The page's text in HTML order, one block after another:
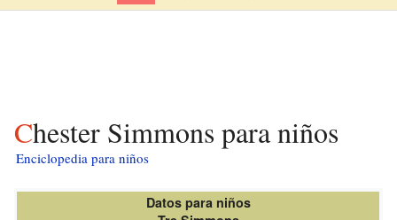
Chester Simmons para niños
Enciclopedia para niños
Datos para niños